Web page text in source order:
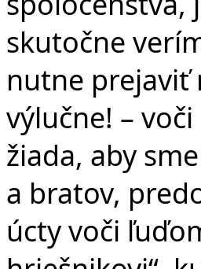
skutočne
nutne prejaviť
výlučne! –
žiada, aby
a bratov,
úcty voči